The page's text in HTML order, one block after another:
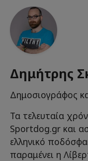
Δημήτρης
Δημοσιογράφος
Τα τελευταία
Sportdog.gr και
ελληνικό
παραμένει η